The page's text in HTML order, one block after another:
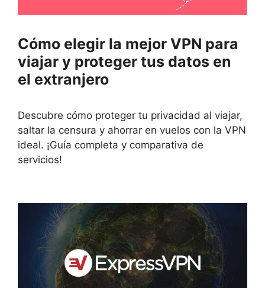
Cómo elegir la mejor VPN para
viajar y proteger tus datos en
el extranjero
Descubre cómo proteger tu privacidad al viajar,
saltar la censura y ahorrar en vuelos con la VPN
ideal. ¡Guía completa y comparativa de
servicios!